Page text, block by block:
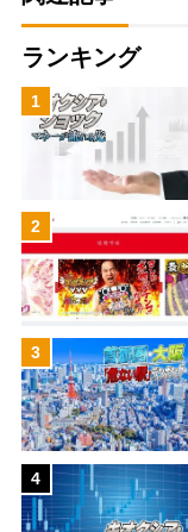
ランキング
1
2
3
4